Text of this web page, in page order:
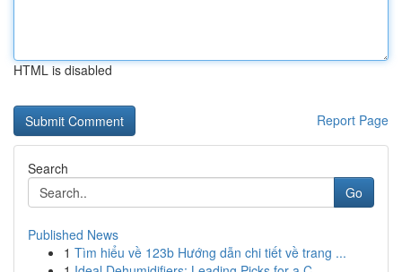
HTML is disabled
Report Page
Search
Go
Published News
1 Tìm hiểu về 123b Hướng dẫn chi tiết về trang ...